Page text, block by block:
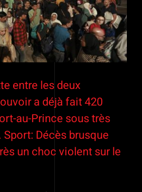
entre les deux
a déjà fait 420
au-Prince sous très
Décès brusque
un choc violent sur le